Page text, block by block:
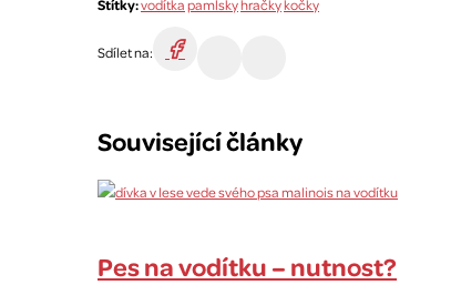
Štítky:vodítkapamlskyhračkykočky
Sdílet na:
Související články
Pes na vodítku – nutnost?